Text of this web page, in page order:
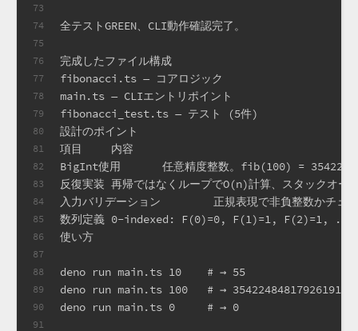
73
74
75
76
77
78
79
80
81
82
83
84
85
86
87
88
89
90
91
全テストGREEN、CLI動作確認完了。
完成したファイル構成
fibonacci.ts — コアロジック
main.ts — CLIエントリポイント
fibonacci_test.ts — テスト (5件)
設計のポイント
項目	内容
BigInt使用	任意精度整数。fib(100) =
反復実装	再帰ではなくループでO(n)計算、スタックオ
入力バリデーション	正規表現で非
数列定義	0-indexed: F(0)=0, F(1)=1, F(2)=1,
使い方
deno run main.ts 10    # → 55
deno run main.ts 100   # →
deno run main.ts 0     # → 0